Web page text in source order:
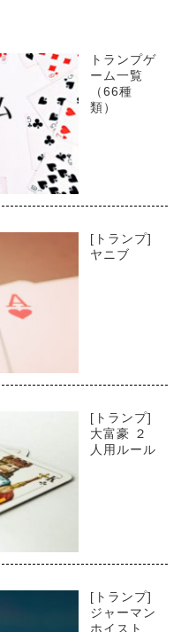
トランプゲ
ーム一覧
（66種
類）
[トランプ]
ヤニブ
[トランプ]
大富豪 ２
人用ルール
[トランプ]
ジャーマン
ホイスト